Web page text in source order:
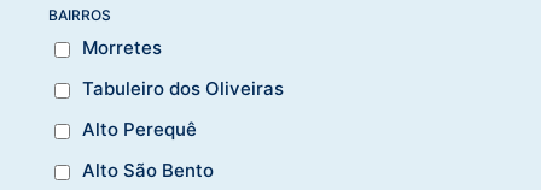
BAIRROS
Morretes
Tabuleiro dos Oliveiras
Alto Perequê
Alto São Bento